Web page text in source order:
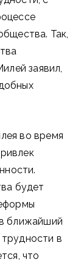
Так,
заявил,
во время
будет
ближайший
в
что